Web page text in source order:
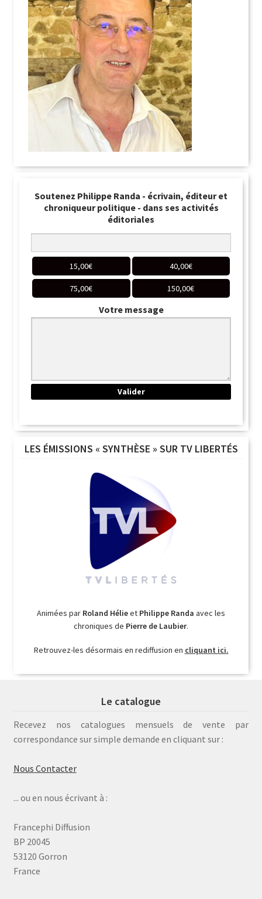
Soutenez Philippe Randa - écrivain, éditeur et
chroniqueur politique - dans ses activités
éditoriales
15,00€ 40,00€
75,00€ 150,00€
Votre message
LES ÉMISSIONS « SYNTHÈSE » SUR TV LIBERTÉS
Animées par Roland Hélieet Philippe Randa avec les
chroniques de Pierre de Laubier.
Retrouvez-les désormais en rediffusion en cliquant ici.
Le catalogue
Recevez nos catalogues mensuels de vente par
correspondance sur simple demande en cliquant sur :
Nous Contacter
... ou en nous écrivant à :
Francephi Diffusion
BP 20045
53120 Gorron
France